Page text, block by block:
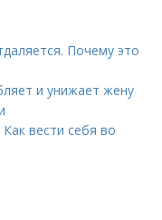
Почему это
и унижает жену
вести себя во